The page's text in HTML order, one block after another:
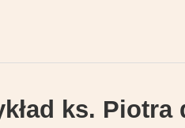
ks.